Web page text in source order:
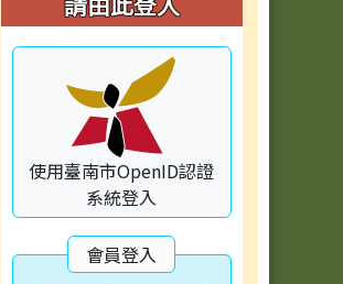
使用臺南市OpenID認證
系統登入
會員登入